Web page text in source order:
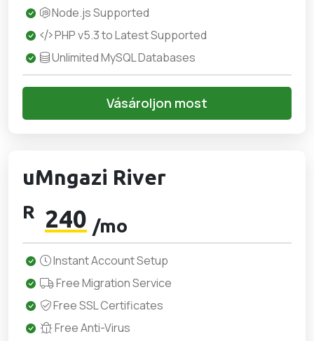
Node.js Supported
PHP v5.3 to Latest Supported
Unlimited MySQL Databases
Vásároljon most
uMngazi River
R 240 /mo
Instant Account Setup
Free Migration Service
Free SSL Certificates
Free Anti-Virus